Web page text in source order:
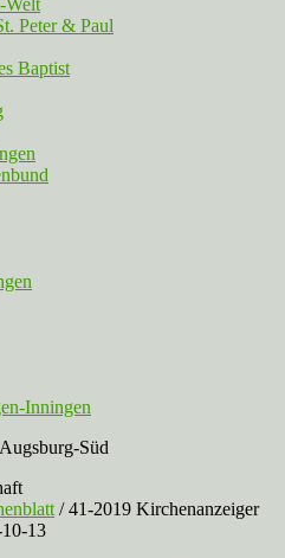
Welt
Peter & Paul
Baptist
Inningen
Süd
/41-2019 Kirchenanzeiger
13